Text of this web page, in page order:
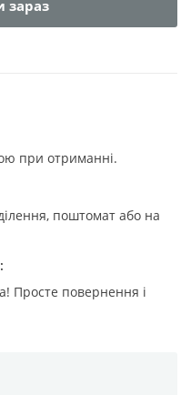
зараз
при отриманні.
поштомат або на
Просте повернення і